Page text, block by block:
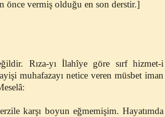
önce vermiş olduğu en son derstir.]
Rıza-yı İlahîye göre sırf hizmet-i
muhafazayı netice veren müsbet iman
karşı boyun eğmemişim. Hayatımda